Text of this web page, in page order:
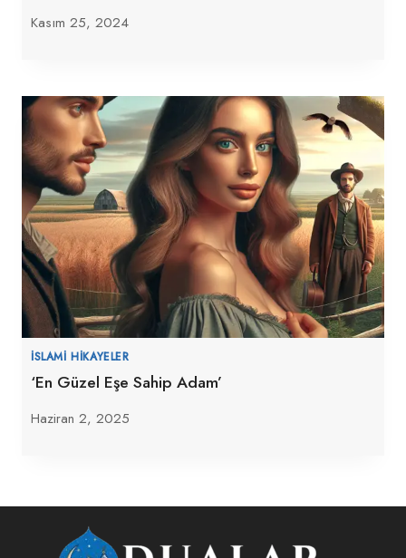
Kasım 25, 2024
İSLAMI HIKAYELER
‘En Güzel Eşe Sahip Adam’
Haziran 2, 2025